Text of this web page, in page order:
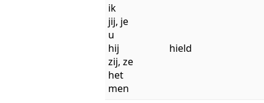
ik
jij, je
u
hij
zij, ze
het
men
hield